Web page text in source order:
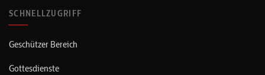
SCHNELLZUGRIFF
Geschützer Bereich
Gottesdienste